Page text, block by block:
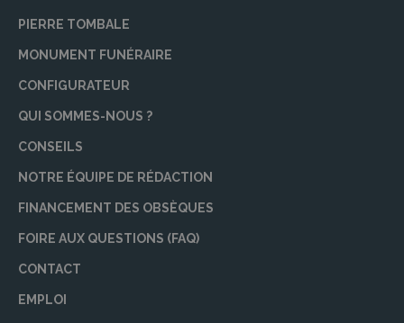
PIERRE TOMBALE
MONUMENT FUNÉRAIRE
CONFIGURATEUR
QUI SOMMES-NOUS ?
CONSEILS
NOTRE ÉQUIPE DE RÉDACTION
FINANCEMENT DES OBSÈQUES
FOIRE AUX QUESTIONS (FAQ)
CONTACT
EMPLOI